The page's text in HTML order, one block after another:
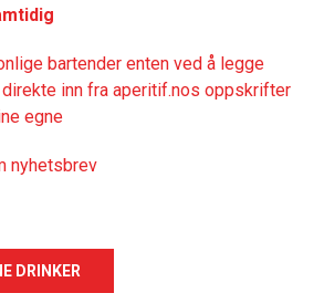
bartender enten ved å legge
inn fra aperitif.nos oppskrifter
egne
nyhetsbrev
DRINKER